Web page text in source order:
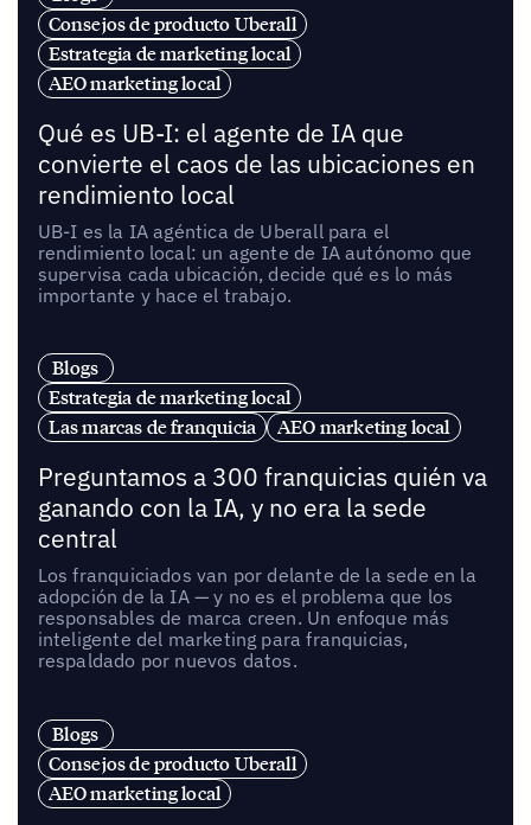
Consejos de producto Uberall
Estrategia de marketing local
AEO marketing local
Qué es UB-I: el agente de IA que
convierte el caos de las ubicaciones en
rendimiento local
UB-I es la IA agéntica de Uberall para el
rendimiento local: un agente de IA autónomo que
supervisa cada ubicación, decide qué es lo más
importante y hace el trabajo.
Blogs
Estrategia de marketing local
Las marcas de franquicia
AEO marketing local
Preguntamos a 300 franquicias quién va
ganando con la IA, y no era la sede
central
Los franquiciados van por delante de la sede en la
adopción de la IA — y no es el problema que los
responsables de marca creen. Un enfoque más
inteligente del marketing para franquicias,
respaldado por nuevos datos.
Blogs
Consejos de producto Uberall
AEO marketing local